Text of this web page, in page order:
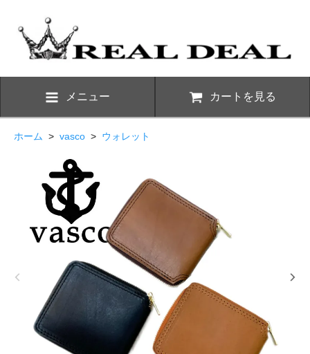
メニュー カートを見る
ホーム > vasco > ウォレット